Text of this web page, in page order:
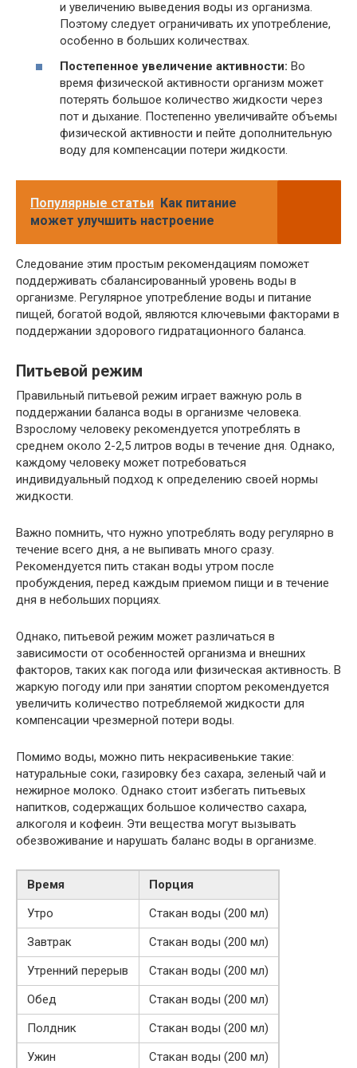
и увеличению выведения воды из организма.
Поэтому следует ограничивать их употребление,
особенно в больших количествах.
Постепенное увеличение активности: Во
время физической активности организм может
потерять большое количество жидкости через
пот и дыхание. Постепенно увеличивайте объемы
физической активности и пейте дополнительную
воду для компенсации потери жидкости.
Популярные статьи Как питание
может улучшить настроение
Следование этим простым рекомендациям поможет
поддерживать сбалансированный уровень воды в
организме. Регулярное употребление воды и питание
пищей, богатой водой, являются ключевыми факторами в
поддержании здорового гидратационного баланса.
Питьевой режим
Правильный питьевой режим играет важную роль в
поддержании баланса воды в организме человека.
Взрослому человеку рекомендуется употреблять в
среднем около 2-2,5 литров воды в течение дня. Однако,
каждому человеку может потребоваться
индивидуальный подход к определению своей нормы
жидкости.
Важно помнить, что нужно употреблять воду регулярно в
течение всего дня, а не выпивать много сразу.
Рекомендуется пить стакан воды утром после
пробуждения, перед каждым приемом пищи и в течение
дня в небольших порциях.
Однако, питьевой режим может различаться в
зависимости от особенностей организма и внешних
факторов, таких как погода или физическая активность. В
жаркую погоду или при занятии спортом рекомендуется
увеличить количество потребляемой жидкости для
компенсации чрезмерной потери воды.
Помимо воды, можно пить некрасивенькие такие:
натуральные соки, газировку без сахара, зеленый чай и
нежирное молоко. Однако стоит избегать питьевых
напитков, содержащих большое количество сахара,
алкоголя и кофеин. Эти вещества могут вызывать
обезвоживание и нарушать баланс воды в организме.
Время
Порция
Утро
Стакан воды (200 мл)
Завтрак
Стакан воды (200 мл)
Утренний перерыв
Стакан воды (200 мл)
Обед
Стакан воды (200 мл)
Полдник
Стакан воды (200 мл)
Ужин
Стакан воды (200 мл)